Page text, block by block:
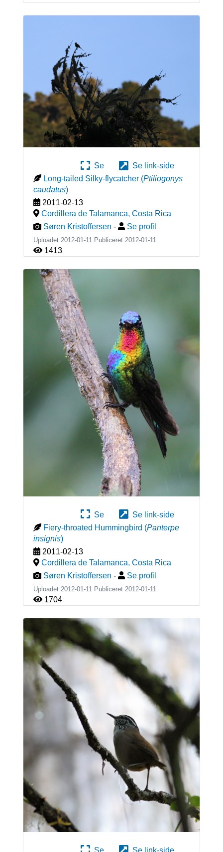
Se
Se link-side
Long-tailed Silky-flycatcher (Ptiliogonys
caudatus)
2011-02-13
Cordillera de Talamanca, Costa Rica
Søren Kristoffersen - Se profil
Uploadet 2012-01-11 Publiceret 2012-01-11
1413
Se
Se link-side
Fiery-throated Hummingbird (Panterpe
insignis)
2011-02-13
Cordillera de Talamanca, Costa Rica
Søren Kristoffersen - Se profil
Uploadet 2012-01-11 Publiceret 2012-01-11
1704
Se
Se link-side